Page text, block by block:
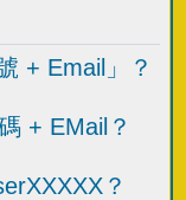
+ Email」？
+ EMail？
？